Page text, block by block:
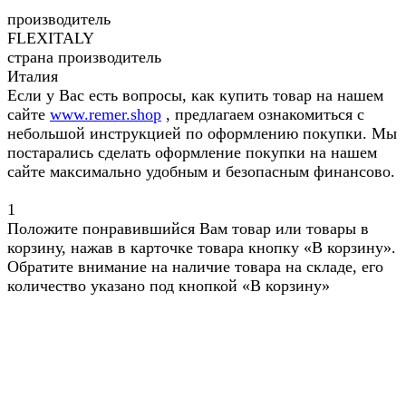
производитель
FLEXITALY
страна производитель
Италия
Если у Вас есть вопросы, как купить товар на нашем
сайте www.remer.shop , предлагаем ознакомиться с
небольшой инструкцией по оформлению покупки. Мы
постарались сделать оформление покупки на нашем
сайте максимально удобным и безопасным финансово.
1
Положите понравившийся Вам товар или товары в
корзину, нажав в карточке товара кнопку «В корзину».
Обратите внимание на наличие товара на складе, его
количество указано под кнопкой «В корзину»